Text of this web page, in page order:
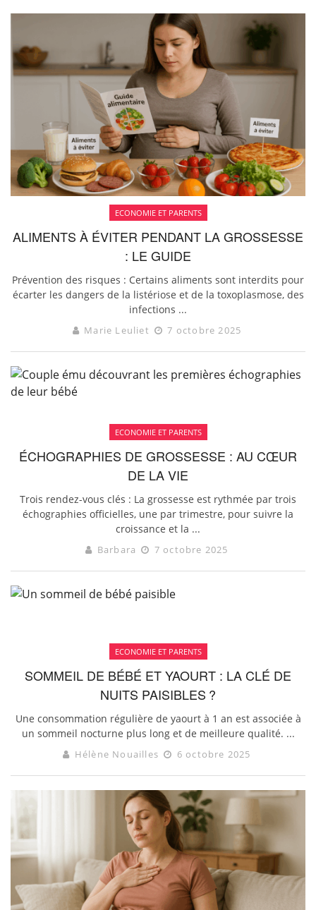
ECONOMIE ET PARENTS
ALIMENTS À ÉVITER PENDANT LA GROSSESSE
: LE GUIDE
Prévention des risques : Certains aliments sont interdits pour
écarter les dangers de la listériose et de la toxoplasmose, des
infections ...
Marie Leuliet 7 octobre 2025
ECONOMIE ET PARENTS
ÉCHOGRAPHIES DE GROSSESSE : AU CŒUR
DE LA VIE
Trois rendez-vous clés : La grossesse est rythmée par trois
échographies officielles, une par trimestre, pour suivre la
croissance et la ...
Barbara 7 octobre 2025
ECONOMIE ET PARENTS
SOMMEIL DE BÉBÉ ET YAOURT : LA CLÉ DE
NUITS PAISIBLES ?
Une consommation régulière de yaourt à 1 an est associée à
un sommeil nocturne plus long et de meilleure qualité. ...
Hélène Nouailles 6 octobre 2025